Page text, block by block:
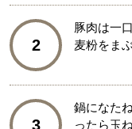
2
豚肉は一
麦粉をまぶ
3
鍋になた
ったら玉